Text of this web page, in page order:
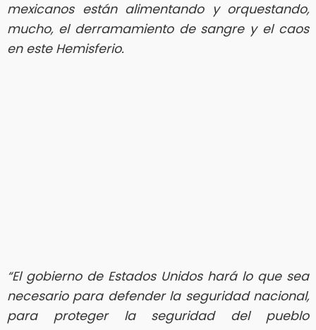
mexicanos están alimentando y orquestando,
mucho, el derramamiento de sangre y el caos
en este Hemisferio.
“El gobierno de Estados Unidos hará lo que sea
necesario para defender la seguridad nacional,
para proteger la seguridad del pueblo